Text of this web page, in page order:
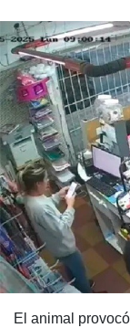
El animal